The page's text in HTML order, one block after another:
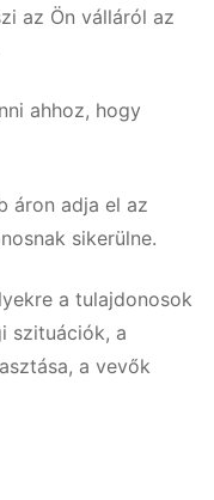
az Ön válláról az
ahhoz, hogy
áron adja el az
sikerülne.
a tulajdonosok
szituációk, a
a vevők